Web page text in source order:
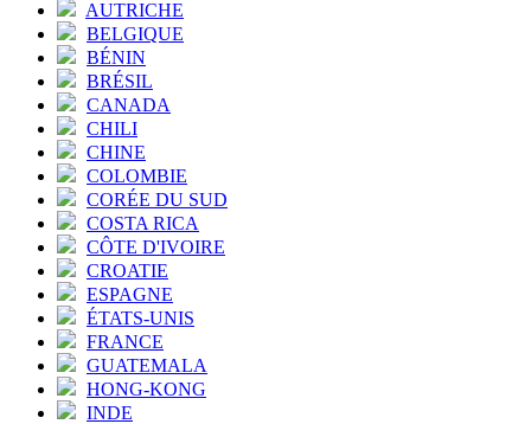
AUTRICHE
BELGIQUE
BÉNIN
BRÉSIL
CANADA
CHILI
CHINE
COLOMBIE
CORÉE DU SUD
COSTA RICA
CÔTE D'IVOIRE
CROATIE
ESPAGNE
ÉTATS-UNIS
FRANCE
GUATEMALA
HONG-KONG
INDE